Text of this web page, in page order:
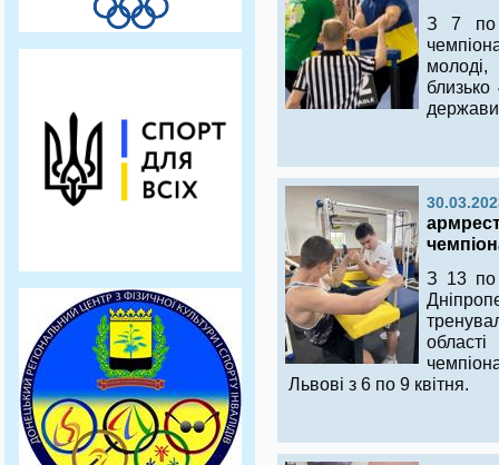
З 7 по
близько
З 13
Львові з 6 по 9 квітня.